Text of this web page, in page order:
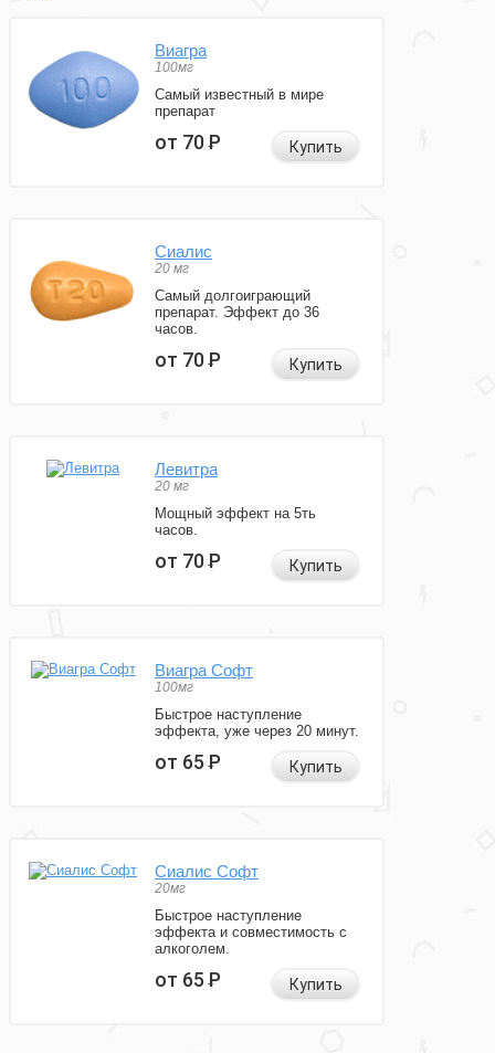
Виагра
100мг
Самый известный в мире
препарат
от 70Р Купить
Сиалис
20 мг
Самый долгоиграющий
препарат. Эффект до 36
часов.
от 70Р Купить
Левитра
20 мг
Мощный эффект на 5ть
часов.
от 70Р Купить
Виагра Софт
100мг
Быстрое наступление
эффекта, уже через 20 минут.
от 65Р Купить
Сиалис Софт
20мг
Быстрое наступление
эффекта и совместимость с
алкоголем.
от 65Р Купить